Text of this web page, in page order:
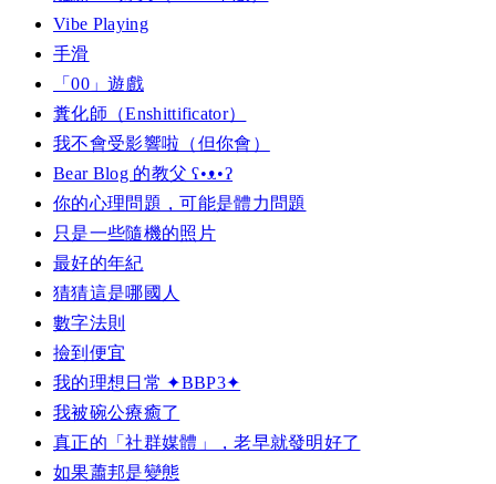
Vibe Playing
手滑
「00」遊戲
糞化師（Enshittificator）
我不會受影響啦（但你會）
Bear Blog 的教父 ʕ•ᴥ•ʔ
你的心理問題，可能是體力問題
只是一些隨機的照片
最好的年紀
猜猜這是哪國人
數字法則
撿到便宜
我的理想日常 ✦BBP3✦
我被碗公療癒了
真正的「社群媒體」，老早就發明好了
如果蕭邦是變態